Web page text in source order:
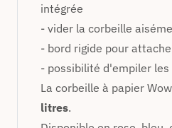
intégrée
- vider la corbeille
- bord rigide pour
- possibilité d'empiler les
La corbeille à papier
litres.